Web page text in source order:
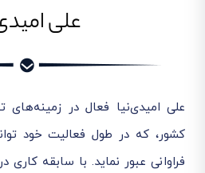
علی
علی امیدی‌نیا فعال در زمینه‌های
کشور، که در طول فعالیت خود
فراوانی عبور نماید. با سابقه